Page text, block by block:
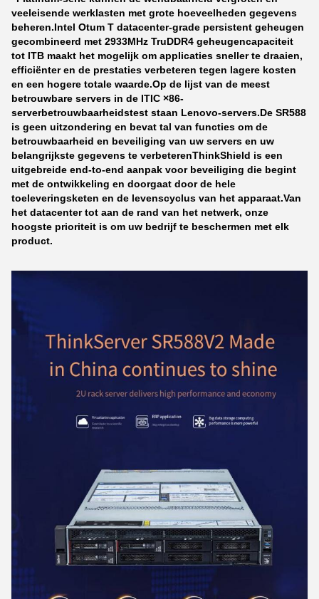
veeleisende werklasten met grote hoeveelheden gegevens
beheren.Intel Otum T datacenter-grade persistent geheugen
gecombineerd met 2933MHz TruDDR4 geheugencapaciteit
tot ITB maakt het mogelijk om applicaties sneller te draaien,
efficiënter en de prestaties verbeteren tegen lagere kosten
en een hogere totale waarde.Op de lijst van de meest
betrouwbare servers in de ITIC ×86-
serverbetrouwbaarheidstest staan Lenovo-servers.De SR588
is geen uitzondering en bevat tal van functies om de
betrouwbaarheid en beveiliging van uw servers en uw
belangrijkste gegevens te verbeterenThinkShield is een
uitgebreide end-to-end aanpak voor beveiliging die begint
met de ontwikkeling en doorgaat door de hele
toeleveringsketen en de levenscyclus van het apparaat.Van
het datacenter tot aan de rand van het netwerk, onze
hoogste prioriteit is om uw bedrijf te beschermen met elk
product.